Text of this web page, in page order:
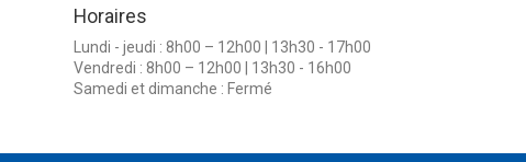
Horaires
Lundi - jeudi : 8h00 – 12h00 | 13h30 - 17h00
Vendredi : 8h00 – 12h00 | 13h30 - 16h00
Samedi et dimanche : Fermé